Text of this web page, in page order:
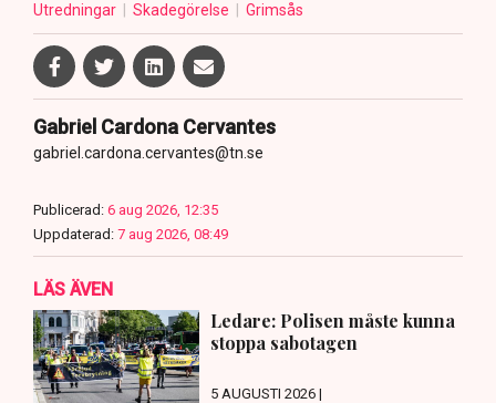
Utredningar
Skadegörelse Grimsås
Gabriel Cardona Cervantes
gabriel.cardona.cervantes@tn.se
Publicerad: 6 aug 2026, 12:35
Uppdaterad: 7 aug 2026, 08:49
LÄS ÄVEN
Ledare: Polisen måste kunna
stoppa sabotagen
5 AUGUSTI 2026 |